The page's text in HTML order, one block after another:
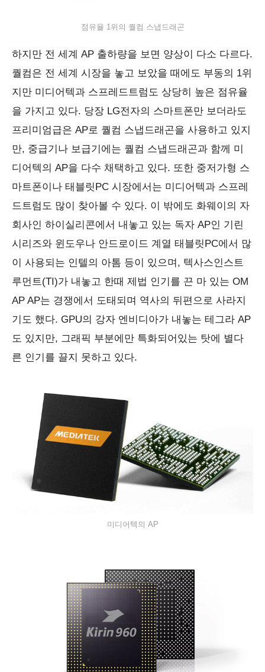
점유율 1위의 퀄컴 스냅드래곤
하지만 전 세계 AP 출하량을 보면 양상이 다소 다르다.
퀄컴은 전 세계 시장을 놓고 보았을 때에도 부동의 1위
지만 미디어텍과 스프레드트럼도 상당히 높은 점유율
을 가지고 있다. 당장 LG전자의 스마트폰만 보더라도
프리미엄급은 AP로 퀄컴 스냅드래곤을 사용하고 있지
만, 중급기나 보급기에는 퀄컴 스냅드래곤과 함께 미
디어텍의 AP을 다수 채택하고 있다. 또한 중저가형 스
마트폰이나 태블릿PC 시장에서는 미디어텍과 스프레
드트럼도 많이 찾아볼 수 있다. 이 밖에도 화웨이의 자
회사인 하이실리콘에서 내놓고 있는 독자 AP인 기린
시리즈와 윈도우나 안드로이드 계열 태블릿PC에서 많
이 사용되는 인텔의 아톰 등이 있으며, 텍사스인스트
루먼트(TI)가 내놓고 한때 제법 인기를 끈 마 있는 OM
AP AP는 경쟁에서 도태되며 역사의 뒤편으로 사라지
기도 했다. GPU의 강자 엔비디아가 내놓는 테그라 AP
도 있지만, 그래픽 부분에만 특화되어있는 탓에 별다
른 인기를 끌지 못하고 있다.
미디어텍의 AP